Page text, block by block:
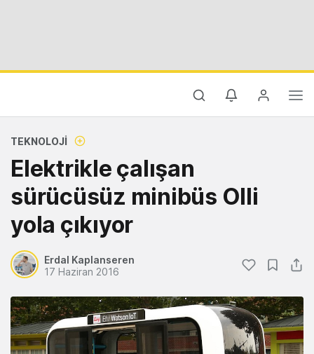
TEKNOLOJI
Elektrikle çalışan
sürücüsüz minibüs Olli
yola çıkıyor
Erdal Kaplanseren
17 Haziran 2016